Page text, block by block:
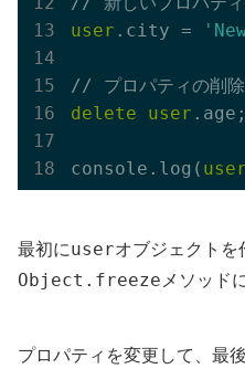
user .city =
delete
user
console.log( user
最初にuserオブジェクトを
Object.freeze メソッド
プロパティを変更して、最